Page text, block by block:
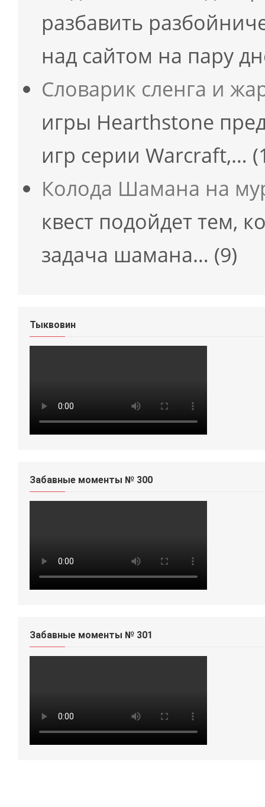
разбавить
над сайтом на пару
Словарик сленга и
игры Hearthstone
игр серии Warcraft,…
Колода Шамана на
квест подойдет тем,
задача шамана… (9)
Тыквовин
Забавные моменты № 300
Забавные моменты № 301